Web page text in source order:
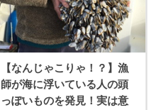
【なんじゃこりゃ！？】漁
師が海に浮いている人の頭
っぽいものを発見！実は意